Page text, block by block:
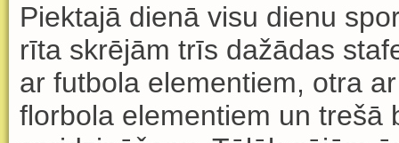
Piektajādienāvisu dienu
rīta skrējām trīs dažādas
ar futbola elementiem, otra
florbola elementiem un trešā